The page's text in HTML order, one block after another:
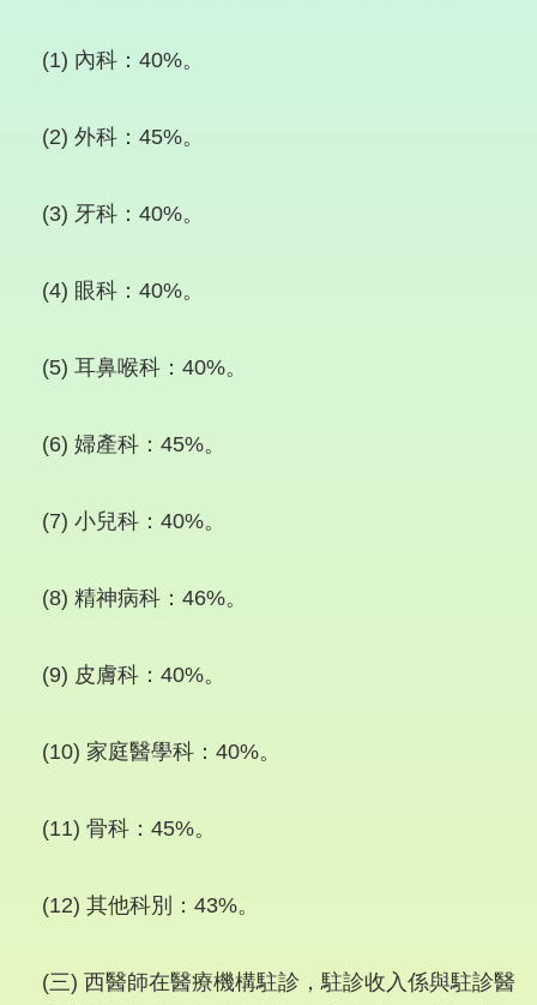
(1) 內科：40%。
(2) 外科：45%。
(3) 牙科：40%。
(4) 眼科：40%。
(5) 耳鼻喉科：40%。
(6) 婦產科：45%。
(7) 小兒科：40%。
(8) 精神病科：46%。
(9) 皮膚科：40%。
(10) 家庭醫學科：40%。
(11) 骨科：45%。
(12) 其他科別：43%。
(三) 西醫師在醫療機構駐診，駐診收入係與駐診醫